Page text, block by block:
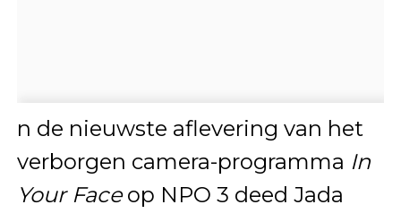
n de nieuwste aflevering van het
verborgen camera-programma In
Your Faceop NPO 3 deed Jada